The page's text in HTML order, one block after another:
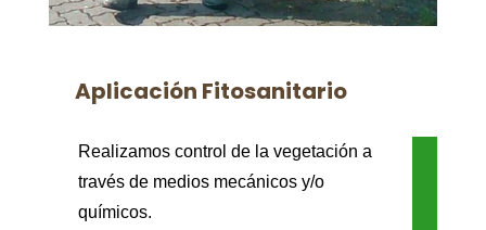
Aplicación Fitosanitario
Realizamos control de la vegetación a
través de medios mecánicos y/o
químicos.